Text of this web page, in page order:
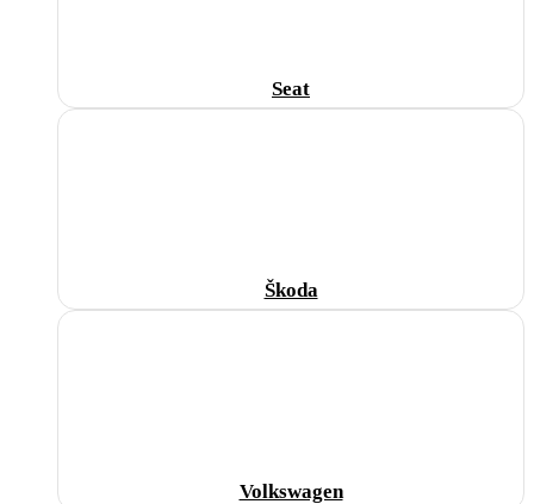
Seat
Škoda
Volkswagen